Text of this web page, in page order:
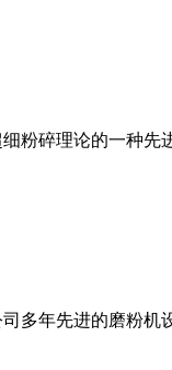
粉碎理论的一种
多年先进的磨粉